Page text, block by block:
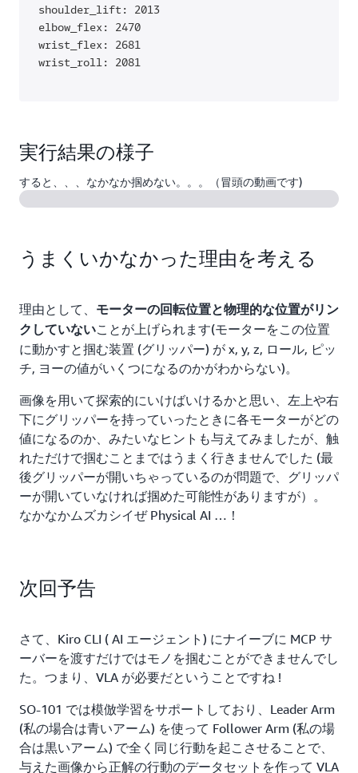
shoulder_lift: 2013
elbow_flex: 2470
wrist_flex: 2681
wrist_roll: 2081
実行結果の様子
すると、、、なかなか掴めない。。。（冒頭の動画です)
うまくいかなかった理由を考える
理由として、
モーターの回転位置と物理的な位置がリン
クしていないことが上げられます(モーターをこの位置
に動かすと掴む装置 (グリッパー) が x, y, z, ロール, ピッ
チ, ヨーの値がいくつになるのかがわからない)。
画像を用いて探索的にいけばいけるかと思い、左上や右
下にグリッパーを持っていったときに各モーターがどの
値になるのか、みたいなヒントも与えてみましたが、触
れただけで掴むことまではうまく行きませんでした (最
後グリッパーが開いちゃっているのが問題で、グリッパ
ーが開いていなければ掴めた可能性がありますが）。
なかなかムズカシイぜ Physical AI …！
次回予告
さて、Kiro CLI ( AI エージェント) にナイーブに MCP サ
ーバーを渡すだけではモノを掴むことができませんでし
た。つまり、VLA が必要だということですね !
SO-101 では模倣学習をサポートしており、Leader Arm
(私の場合は青いアーム) を使って Follower Arm (私の場
合は黒いアーム) で全く同じ行動を起こさせることで、
与えた画像から正解の行動のデータセットを作って VLA